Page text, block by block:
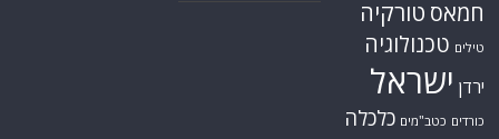
חמאס טורקיה
טילים טכנולוגיה
ירדן ישראל
כורדים כטב"מים כלכלה